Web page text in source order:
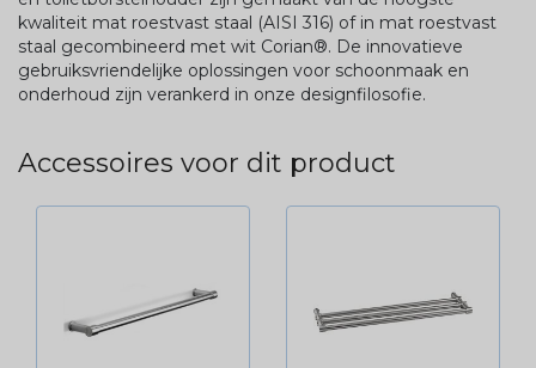
kwaliteit mat roestvast staal (AISI 316) of in mat roestvast
staal gecombineerd met wit Corian®. De innovatieve
gebruiksvriendelijke oplossingen voor schoonmaak en
onderhoud zijn verankerd in onze designfilosofie.
Accessoires voor dit product